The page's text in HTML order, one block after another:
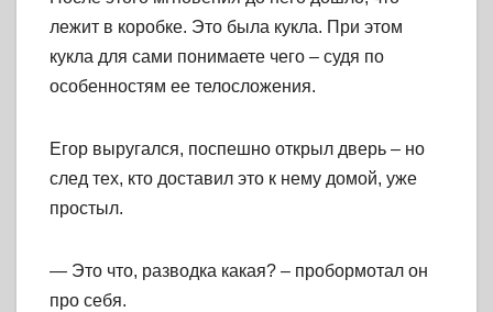
лежит в коробке. Это была кукла. При этом
кукла для сами понимаете чего – судя по
особенностям ее телосложения.
Егор выругался, поспешно открыл дверь – но
след тех, кто доставил это к нему домой, уже
простыл.
— Это что, разводка какая? – пробормотал он
про себя.